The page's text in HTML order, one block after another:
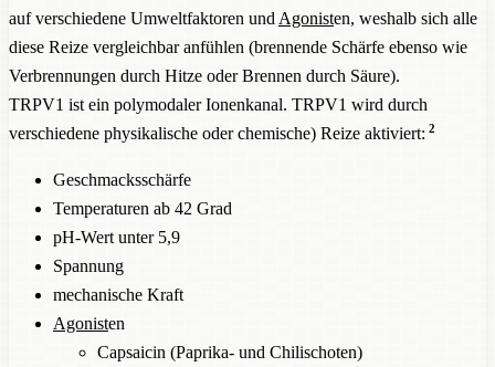
auf verschiedene Umweltfaktoren und Agonisten, weshalb sich alle
diese Reize vergleichbar anfühlen (brennende Schärfe ebenso wie
Verbrennungen durch Hitze oder Brennen durch Säure).
TRPV1 ist ein polymodaler Ionenkanal. TRPV1 wird durch
verschiedene physikalische oder chemische) Reize aktiviert: 2
Geschmacksschärfe
Temperaturen ab 42 Grad
pH-Wert unter 5,9
Spannung
mechanische Kraft
Agonisten
Capsaicin (Paprika- und Chilischoten)